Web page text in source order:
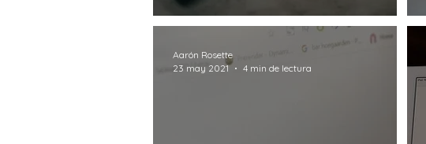
Aarón Rosette
23 may 2021
4 min de lectura